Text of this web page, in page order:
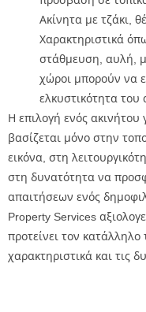
Ακίνητα με τζάκι,
Χαρακτηριστικά
στάθμευση, αυλή,
χώροι μπορούν να
ελκυστικότητα του
Η επιλογή ενός ακινήτου
βασίζεται μόνο στην
εικόνα, στη
στη δυνατότητα να
απαιτήσεων ενός
Property Services
προτείνει τον
χαρακτηριστικά και τις